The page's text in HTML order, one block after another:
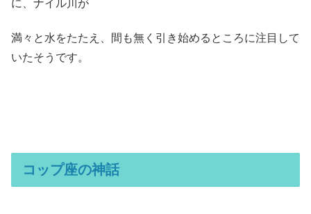
に、ナイル川が
満々と水をたたえ、間も無く引き始めるところに注目して
いたそうです。
コップ座の神話